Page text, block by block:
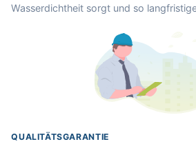
Wasserdichtheit sorgt und so
QUALITÄTSGARANTIE